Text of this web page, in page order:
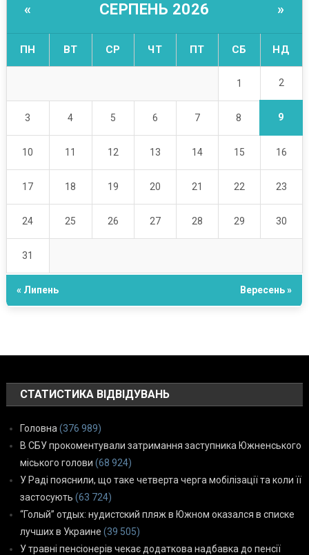
« СЕРПЕНЬ 2026 »
ПН ВТ СР ЧТ ПТ СБ НД
1 2
3 4 5 6 7 8 9
10 11 12 13 14 15 16
17 18 19 20 21 22 23
24 25 26 27 28 29 30
31
« Липень Вересень »
СТАТИСТИКА ВІДВІДУВАНЬ
Головна (376 989)
В СБУ прокоментували затримання заступника Южненського
міського голови (68 924)
У Раді пояснили, що таке четверта черга мобілізації та коли її
застосують (63 724)
“Голый” отдых: нудистский пляж в Южном оказался в списке
лучших в Украине (39 505)
У травні пенсіонерів чекає додаткова надбавка до пенсії